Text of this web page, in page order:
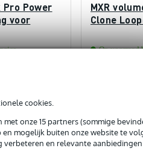
cookies.
onze 15 partners (sommige
mogelijk buiten onze website te
verbeteren en relevante aanbiedingen
Pro Power
voor
MXR
Clone
Op voorraad